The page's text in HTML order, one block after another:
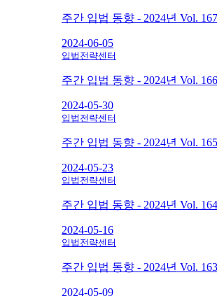
주간 입법 동향 - 2024년 Vol. 167
2024-06-05
입법전략센터
주간 입법 동향 - 2024년 Vol. 166
2024-05-30
입법전략센터
주간 입법 동향 - 2024년 Vol. 165
2024-05-23
입법전략센터
주간 입법 동향 - 2024년 Vol. 164
2024-05-16
입법전략센터
주간 입법 동향 - 2024년 Vol. 163
2024-05-09